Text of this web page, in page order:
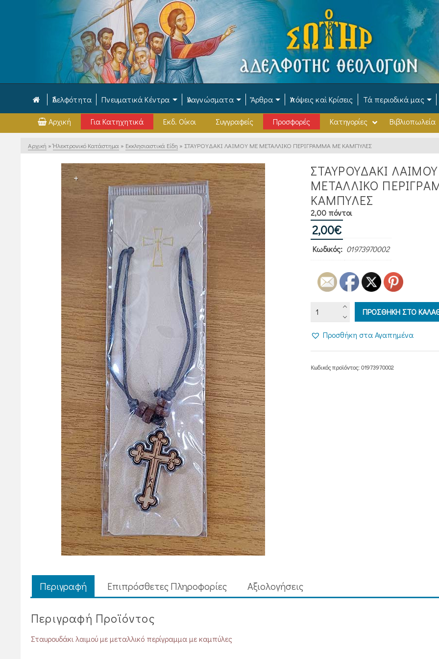
Ἀδελφότητα Πνευματικά Κέντρα Ἀναγνώσματα Ἄρθρα Ἀπόψεις καὶ Κρίσεις Τά περιοδικά μας
Αρχική Για Κατηχητικά Εκδ. Οίκοι Συγγραφείς Προσφορές Κατηγορίες Βιβλιοπωλεία
Αρχική » Ἠλεκτρονικό Κατάστημα » Εκκλησιαστικά Είδη » ΣΤΑΥΡΟΥΔΑΚΙ ΛΑΙΜΟΥ ΜΕ ΜΕΤΑΛΛΙΚΟ ΠΕΡΙΓΡΑΜΜΑ ΜΕ ΚΑΜΠΥΛΕΣ
ΣΤΑΥΡΟΥΔΑΚΙ
ΜΕΤΑΛΛΙΚΟ
ΚΑΜΠΥΛΕΣ
2,00 πόντοι
2,00€
Κωδικός: 01973970002
ΣΤΑΥΡΟΥΔΑΚΙ
ΜΕ
ΜΕΤΑΛΛΙΚΟ
ΜΕ
ΠΡΟΣΘΗΚΗ ΣΤΟ
Προσθήκη στα Αγαπημένα
Κωδικός προϊόντος:01973970002
Περιγραφή Επιπρόσθετες Πληροφορίες Aξιολογήσεις
Περιγραφή Προϊόντος
Σταυρουδάκι λαιμού με μεταλλικό περίγραμμα με καμπύλες